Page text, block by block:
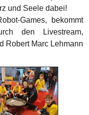
und Seele dabei!
Games, bekommt
den Livestream,
Robert Marc Lehmann